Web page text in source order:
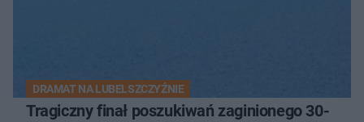
DRAMAT NA LUBELSZCZYŹNIE
Tragiczny finał poszukiwań zaginionego 30-